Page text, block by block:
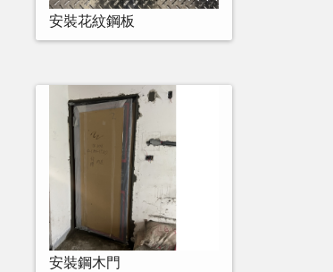
安裝花紋鋼板
安裝鋼木門